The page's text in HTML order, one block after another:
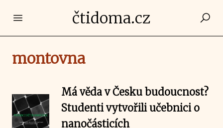
Open main menučtidoma.cz
montovna
Má věda v Česku budoucnost?
Studenti vytvořili učebnici o
nanočásticích